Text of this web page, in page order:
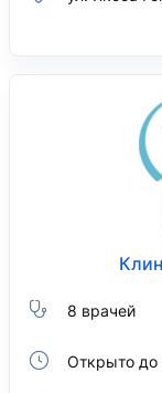
8 врачей
Открыто до